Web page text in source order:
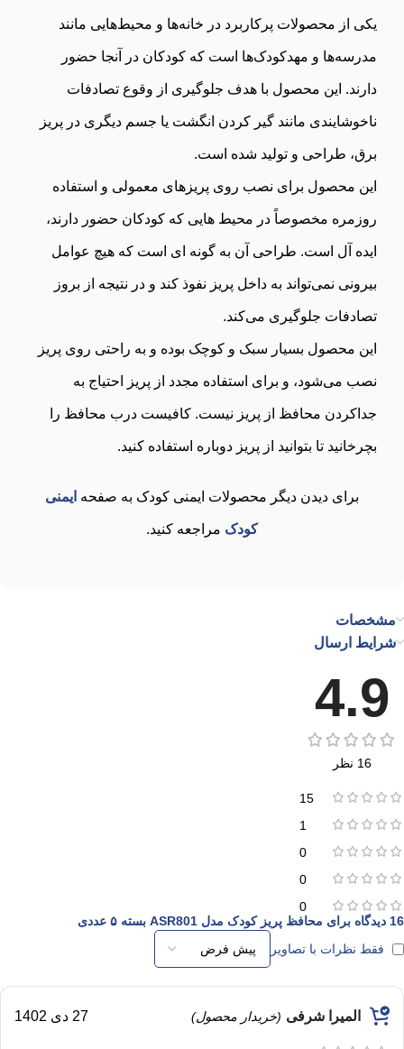
یکی از محصولات پرکاربرد در خانه‌ها و محیط‌هایی مانند
مدرسه‌ها و مهدکودک‌ها است که کودکان در آنجا حضور
دارند. این محصول با هدف جلوگیری از وقوع تصادفات
ناخوشایندی مانند گیر کردن انگشت یا جسم دیگری در پریز
برق، طراحی و تولید شده است.
این محصول برای نصب روی پریزهای معمولی و استفاده
روزمره مخصوصاً در محیط هایی که کودکان حضور دارند،
ایده آل است. طراحی آن به گونه ای است که هیچ عوامل
بیرونی نمی‌تواند به داخل پریز نفوذ کند و در نتیجه از بروز
تصادفات جلوگیری می‌کند.
این محصول بسیار سبک و کوچک بوده و به راحتی روی پریز
نصب می‌شود، و برای استفاده مجدد از پریز احتیاج به
جداکردن محافظ از پریز نیست. کافیست درب محافظ را
بچرخانید تا بتوانید از پریز دوباره استفاده کنید.
برای دیدن دیگر محصولات ایمنی کودک به صفحه ایمنی
کودک مراجعه کنید.
مشخصات
شرایط ارسال
4.9
16 نظر
15
1
0
0
0
16 دیدگاه برای
محافظ پریز کودک مدل ASR801 بسته ۵ عددی
فقط نظرات با تصاویر
المیرا شرفی (خریدار محصول) 27 دی 1402